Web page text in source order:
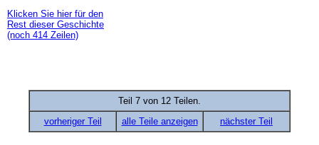
Klicken Sie hier für den
Rest dieser Geschichte
(noch 414 Zeilen)
Teil 7 von 12 Teilen.
vorheriger Teil
alle Teile anzeigen nächster Teil